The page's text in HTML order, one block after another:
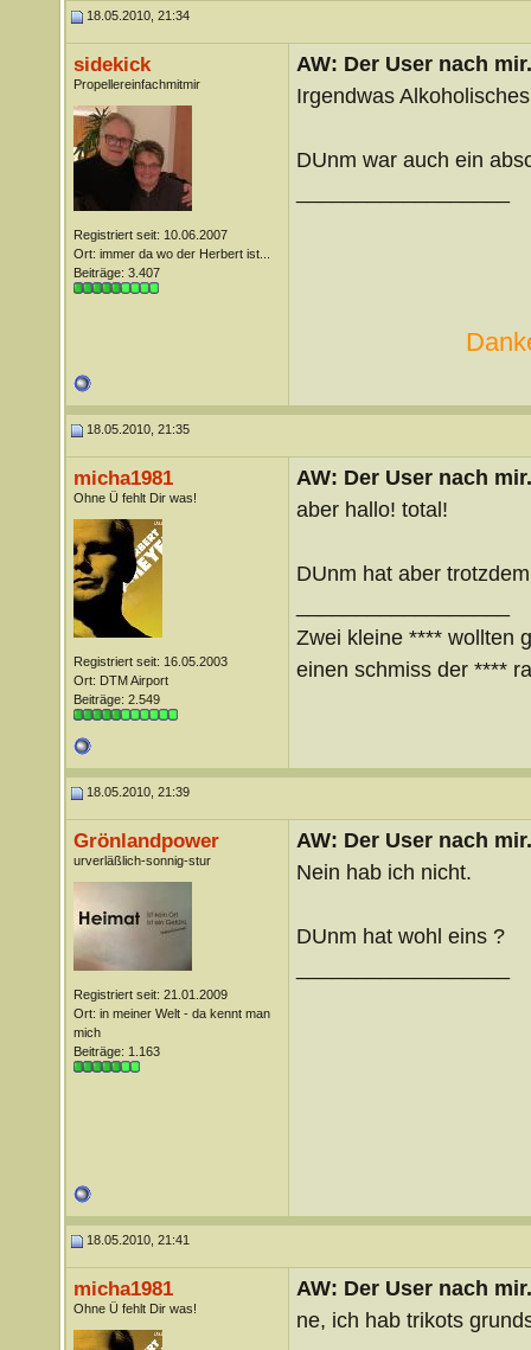
18.05.2010, 21:34
sidekick
Propellereinfachmitmir
Registriert seit: 10.06.2007
Ort: immer da wo der Herbert ist...
Beiträge: 3.407
AW: Der User nach
Irgendwas
DUnm war auch ein
18.05.2010, 21:35
micha1981
Ohne Ü fehlt Dir was!
Registriert seit: 16.05.2003
Ort: DTM Airport
Beiträge: 2.549
AW: Der User nach
aber hallo! total!
DUnm hat aber
Zwei kleine **** wollten
einen schmiss der ****
18.05.2010, 21:39
Grönlandpower
urverläßlich-sonnig-stur
Registriert seit: 21.01.2009
Ort: in meiner Welt - da kennt man
mich
Beiträge: 1.163
AW: Der User nach
Nein hab ich nicht.
DUnm hat wohl eins ?
18.05.2010, 21:41
micha1981
Ohne Ü fehlt Dir was!
AW: Der User nach
ne, ich hab trikots